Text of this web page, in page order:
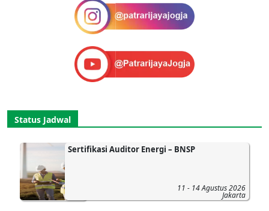
Status Jadwal
Sertifikasi Auditor Energi – BNSP
11 - 14 Agustus 2026
Jakarta